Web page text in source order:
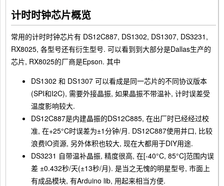
计时时钟芯片概览
常用的计时时钟芯片有 DS12C887, DS1302, DS1307, DS3231,
RX8025, 各型号还有衍生型号. 可以看到到大部分是Dallas生产的
芯片, RX8025的厂商是Epson. 其中
DS1302 和 DS1307 可以看成是同一芯片的不同协议版本
(SPI和I2C), 需要外接晶振, 如果晶振不带温补, 计时误差受
温度影响较大.
DS12C887是内建晶振的DS12C885, 在出厂时已经经过校
准, 在+25°C时误差为±1分钟/月. DS12C887使用并口, 比较
浪费IO资源, 另外体积也较大, 现在大都用于DIY用途.
DS3231 自带温补晶振, 精度很高, 在[-40°C, 85°C]范围内误
差 ±0.432秒/天(±13秒/月). 是当之无愧的明星型号, 市面上
有成品模块, 有Arduino lib, 用起来相当方便.